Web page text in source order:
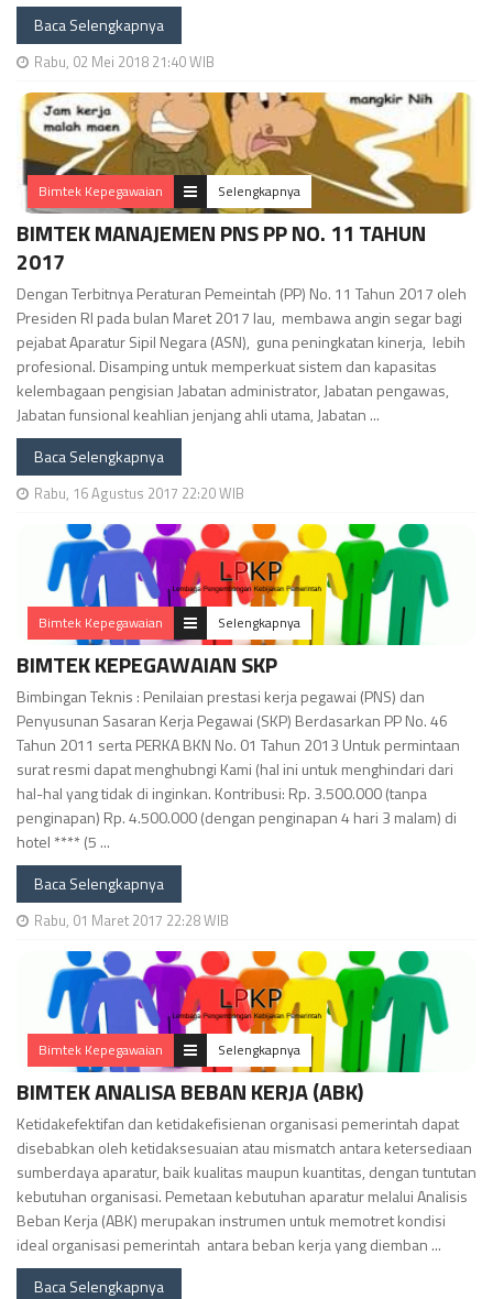
Baca Selengkapnya
Rabu, 02 Mei 2018 21:40 WIB
Bimtek Kepegawaian Selengkapnya
BIMTEK MANAJEMEN PNS PP NO. 11 TAHUN
2017
Dengan Terbitnya Peraturan Pemeintah (PP) No. 11 Tahun 2017 oleh
Presiden RI pada bulan Maret 2017 lau, membawa angin segar bagi
pejabat Aparatur Sipil Negara (ASN), guna peningkatan kinerja, lebih
profesional. Disamping untuk memperkuat sistem dan kapasitas
kelembagaan pengisian Jabatan administrator, Jabatan pengawas,
Jabatan funsional keahlian jenjang ahli utama, Jabatan ...
Baca Selengkapnya
Rabu, 16 Agustus 2017 22:20 WIB
Bimtek Kepegawaian Selengkapnya
BIMTEK KEPEGAWAIAN SKP
Bimbingan Teknis : Penilaian prestasi kerja pegawai (PNS) dan
Penyusunan Sasaran Kerja Pegawai (SKP) Berdasarkan PP No. 46
Tahun 2011 serta PERKA BKN No. 01 Tahun 2013 Untuk permintaan
surat resmi dapat menghubngi Kami (hal ini untuk menghindari dari
hal-hal yang tidak di inginkan. Kontribusi: Rp. 3.500.000 (tanpa
penginapan) Rp. 4.500.000 (dengan penginapan 4 hari 3 malam) di
hotel **** (5 ...
Baca Selengkapnya
Rabu, 01 Maret 2017 22:28 WIB
Bimtek Kepegawaian Selengkapnya
BIMTEK ANALISA BEBAN KERJA (ABK)
Ketidakefektifan dan ketidakefisienan organisasi pemerintah dapat
disebabkan oleh ketidaksesuaian atau mismatch antara ketersediaan
sumberdaya aparatur, baik kualitas maupun kuantitas, dengan tuntutan
kebutuhan organisasi. Pemetaan kebutuhan aparatur melalui Analisis
Beban Kerja (ABK) merupakan instrumen untuk memotret kondisi
ideal organisasi pemerintah antara beban kerja yang diemban ...
Baca Selengkapnya